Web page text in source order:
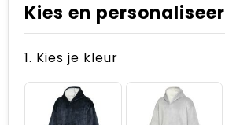
Kies en personaliseer
1. Kies je kleur